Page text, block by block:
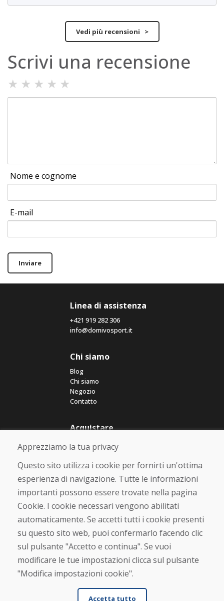
Vedi più recensioni >
Scrivi una recensione
★ ★ ★ ★ ★
Nome e cognome
E-mail
Inviare
Linea di assistenza
+421 919 282 306
info@domivosport.it
Chi siamo
Blog
Chi siamo
Negozio
Contatto
Acquistare
Negozio online
Termini e condizioni commerciali
Spedizione e pagamento
Reso e cambio merce
Protezione dei dati personali
Cookies
Verificato dai clienti
★★★★★
Apprezziamo la tua privacy
Questo sito utilizza i cookie per fornirti un'ottima
esperienza di navigazione. Tutte le informazioni
importanti possono essere trovate nella pagina
Cookie. I cookie necessari vengono abilitati
automaticamente. Se accetti tutti i cookie presenti
su questo sito web, puoi confermarlo facendo clic
sul pulsante "Accetto e continua". Se vuoi
modificare le tue impostazioni clicca sul pulsante
"Modifica impostazioni cookie".
Accetta tutto